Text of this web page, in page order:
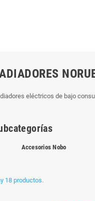
eléctricos de bajo
Accesorios Nobo
18 productos.